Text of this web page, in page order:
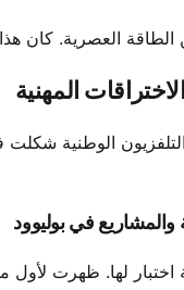
العصرية. كان
المهنية
الوطنية شكلت
والمشاريع في بوليوود